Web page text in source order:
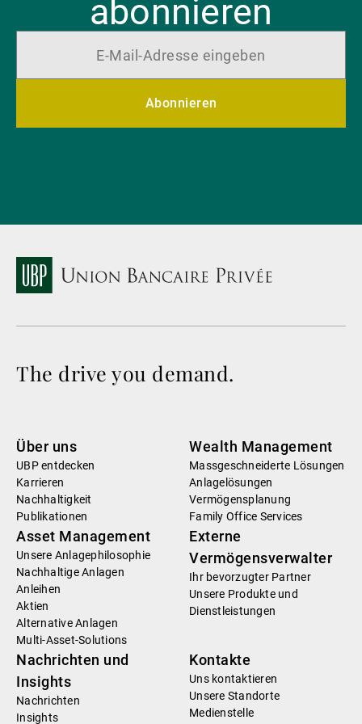
abonnieren
Abonnieren
The drive you demand.
Über uns
UBP entdecken
Karrieren
Nachhaltigkeit
Publikationen
Wealth Management
Massgeschneiderte Lösungen
Anlagelösungen
Vermögensplanung
Family Office Services
Asset Management
Unsere Anlagephilosophie
Nachhaltige Anlagen
Anleihen
Aktien
Alternative Anlagen
Multi-Asset-Solutions
Externe
Vermögensverwalter
Ihr bevorzugter Partner
Unsere Produkte und
Dienstleistungen
Nachrichten und
Insights
Nachrichten
Insights
Kontakte
Uns kontaktieren
Unsere Standorte
Medienstelle